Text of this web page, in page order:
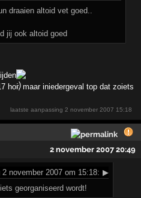
draaien altoid vet goed..
jij ook altoid goed
hor, maar iniedergeval top dat zoiets
laatste aanpassing2 november 2007 15:18
2 november 2007 20:49
2 november 2007 om 15:18: ▶
georganiseerd wordt!